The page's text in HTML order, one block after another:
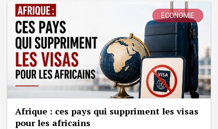
ÉCONOMIE
Afrique : ces pays qui suppriment les visas
pour les africains